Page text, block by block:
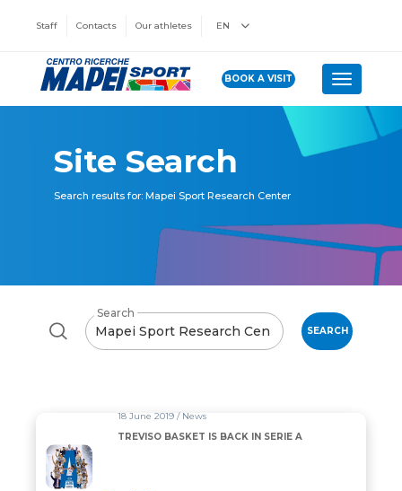
Staff Contacts Our athletes EN
BOOK A VISIT Toggle
Site Search
Search results for: Mapei Sport Research Center
Search
SEARCH
18 June 2019 / News
TREVISO BASKET IS BACK IN SERIE A